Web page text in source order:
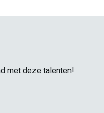
met deze talenten!